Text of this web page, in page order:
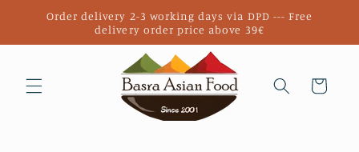
zumOrder delivery 2-3 working days via DPD --- Free
delivery order price above 39€
Warenkorb